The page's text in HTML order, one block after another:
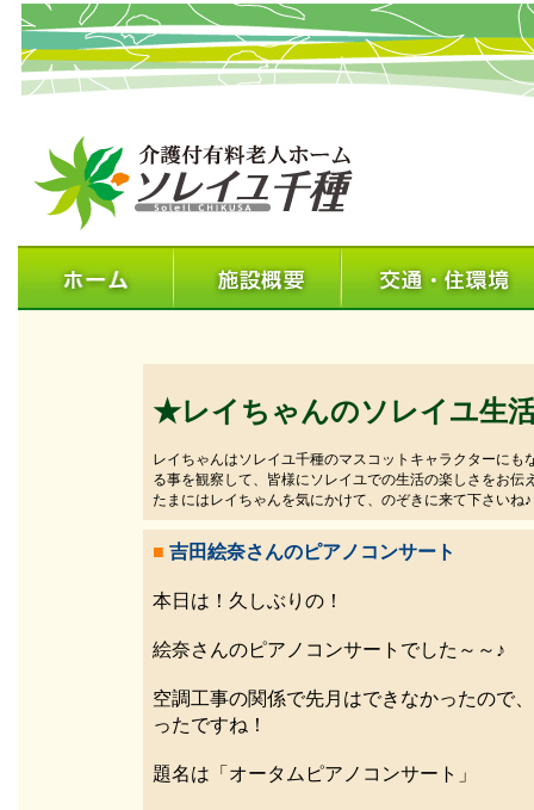
★レイちゃんのソレイユ生
レイちゃんはソレイユ千種のマスコットキャラクターに
る事を観察して、皆様にソレイユでの生活の楽しさをお伝
たまにはレイちゃんを気にかけて、のぞきに来て下さいね♪
■ 吉田絵奈さんのピアノコンサート
本日は！久しぶりの！
絵奈さんのピアノコンサートでした～～♪
空調工事の関係で先月はできなかったので
ったですね！
題名は「オータムピアノコンサート」